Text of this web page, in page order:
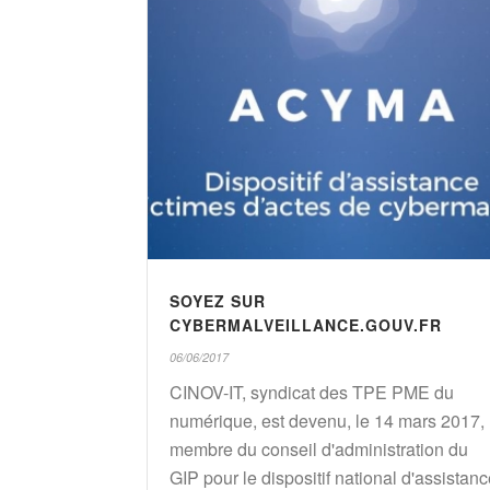
SOYEZ SUR
CYBERMALVEILLANCE.GOUV.FR
06/06/2017
CINOV-IT, syndicat des TPE PME du
numérique, est devenu, le 14 mars 2017,
membre du conseil d'administration du
GIP pour le dispositif national